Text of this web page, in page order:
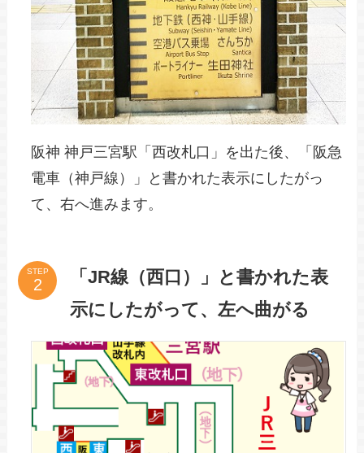
阪神 神戸三宮駅「西改札口」を出た後、「阪急
電車（神戸線）」と書かれた表示にしたがっ
て、右へ進みます。
STEP
「JR線（西口）」と書かれた表
示にしたがって、左へ曲がる